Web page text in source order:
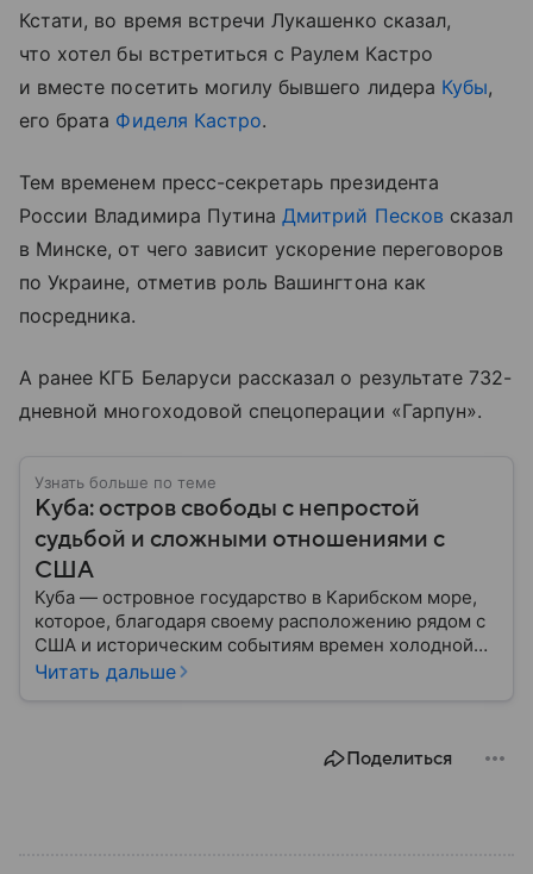
Кстати, во время встречи Лукашенко сказал,
что хотел бы встретиться с Раулем Кастро
и вместе посетить могилу бывшего лидера Кубы,
его брата Фиделя Кастро.
Тем временем пресс-секретарь президента
России Владимира Путина Дмитрий Песков сказал
в Минске, от чего зависит ускорение переговоров
по Украине, отметив роль Вашингтона как
посредника.
А ранее КГБ Беларуси рассказал о результате 732-
дневной многоходовой спецоперации «Гарпун».
Узнать больше по теме
Куба: остров свободы с непростой
судьбой и сложными отношениями с
США
Куба — островное государство в Карибском море,
которое, благодаря своему расположению рядом с
США и историческим событиям времен холодной
войны, стало одним из самых известных в Западном
Читать дальше
Поделиться